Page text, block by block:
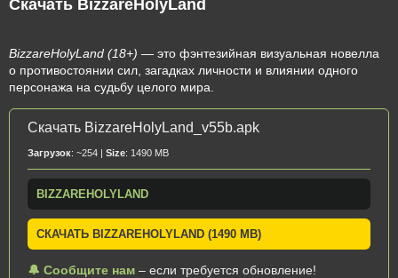
Скачать BizzareHolyLand
BizzareHolyLand (18+) — это фэнтезийная визуальная новелла
о противостоянии сил, загадках личности и влиянии одного
персонажа на судьбу целого мира.
Скачать BizzareHolyLand_v55b.apk
Загрузок: ~254 | Size: 1490 MB
BIZZAREHOLYLAND
СКАЧАТЬ BIZZAREHOLYLAND (1490 MB)
🔔 Сообщите нам – если требуется обновление!